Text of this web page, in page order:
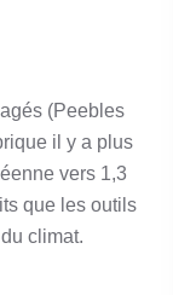
(Peebles
il y a plus
vers 1,3
que les outils
climat.